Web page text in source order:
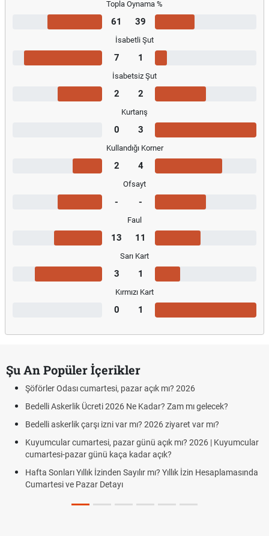
Topla Oynama %
61 39
İsabetli Şut
7 1
İsabetsiz Şut
2 2
Kurtarış
0 3
Kullandığı Korner
2 4
Ofsayt
- -
Faul
13 11
Sarı Kart
3 1
Kırmızı Kart
0 1
Şu An Popüler İçerikler
Şöförler Odası cumartesi, pazar açık mı? 2026
Bedelli Askerlik Ücreti 2026 Ne Kadar? Zam mı gelecek?
Bedelli askerlik çarşı izni var mı? 2026 ziyaret var mı?
Kuyumcular cumartesi, pazar günü açık mı? 2026 | Kuyumcular
cumartesi-pazar günü kaça kadar açık?
Hafta Sonları Yıllık İzinden Sayılır mı? Yıllık İzin Hesaplamasında
Cumartesi ve Pazar Detayı